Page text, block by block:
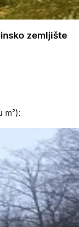
zemljište
m²):